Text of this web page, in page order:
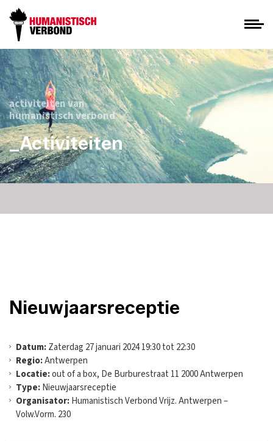
activiteiten van
humanistisch verbond
_Activiteiten
Nieuwjaarsreceptie
Datum:Zaterdag 27 januari 2024 19:30 tot 22:30
Regio:Antwerpen
Locatie:out of a box, De Burburestraat 11 2000 Antwerpen
Type:Nieuwjaarsreceptie
Organisator:Humanistisch Verbond Vrijz. Antwerpen –
Volw.Vorm. 230